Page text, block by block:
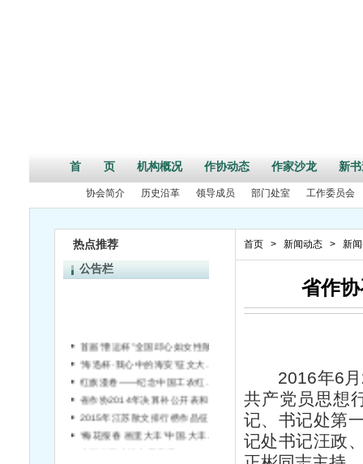
首 页 机构概况 作协动态 作家沙龙 新
协会简介 历史沿革 领导成员 部门处室 工作委员会
热点推荐
公告栏
全国短篇小说大赛启事
首页 > 新闻动态 > 新
省作
2016年6月
共产党员思想
记、书记处第
记处书记汪政